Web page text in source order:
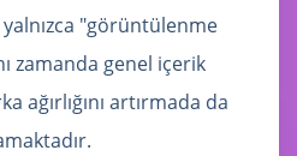
"görüntülenme
zamanda genel içerik
ağırlığını artırmada da